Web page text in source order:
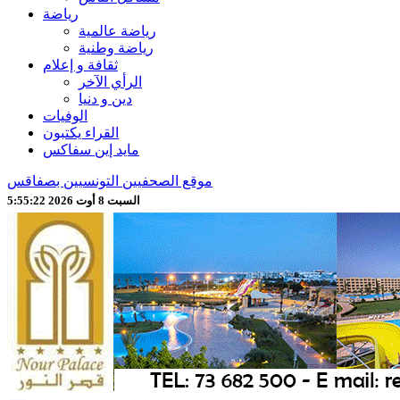
رياضة
رياضة عالمية
رياضة وطنية
ثقافة و إعلام
الرأي الآخر
دين و دنيا
الوفيات
القراء يكتبون
مايد إين سفاكس
موقع الصحفيين التونسيين بصفاقس
السبت 8 أوت 2026 5:55:24